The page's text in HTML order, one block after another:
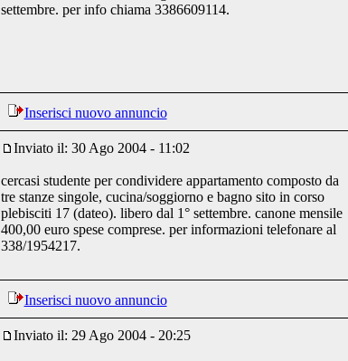
settembre. per info chiama 3386609114.
Inserisci nuovo annuncio
Inviato il: 30 Ago 2004 - 11:02
cercasi studente per condividere appartamento composto da
tre stanze singole, cucina/soggiorno e bagno sito in corso
plebisciti 17 (dateo). libero dal 1° settembre. canone mensile
400,00 euro spese comprese. per informazioni telefonare al
338/1954217.
Inserisci nuovo annuncio
Inviato il: 29 Ago 2004 - 20:25